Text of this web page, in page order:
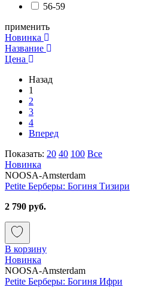
56-59
применить
Новинка
Название
Цена
Назад
1
2
3
4
Вперед
Показать: 20 40 100 Все
Новинка
NOOSA-Amsterdam
Petite Берберы: Богиня Тизири
2 790 руб.
В корзину
Новинка
NOOSA-Amsterdam
Petite Берберы: Богиня Ифри